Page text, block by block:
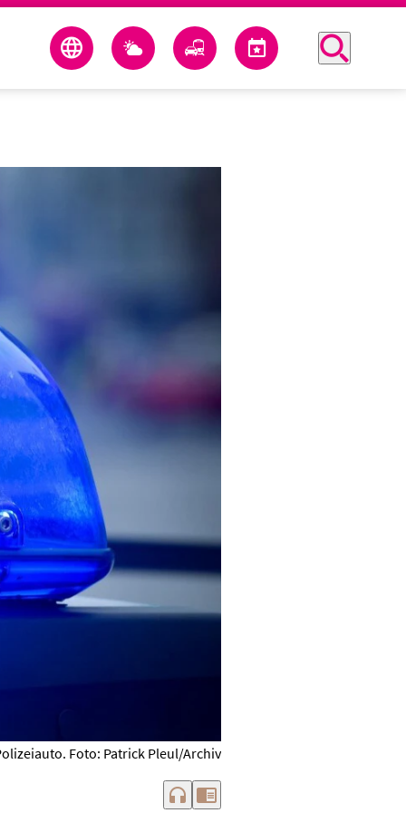
Foto: Patrick Pleul/Archiv
headphones chrome_reader_mode